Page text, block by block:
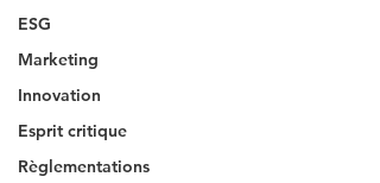
ESG
Marketing
Innovation
Esprit critique
Règlementations